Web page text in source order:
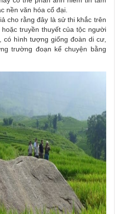
nền văn hóa cổ đại.
cho rằng đây là sử thi khắc trên
truyền thuyết của tộc người
hình tượng giống đoàn di cư,
trường đoạn kể chuyện bằng